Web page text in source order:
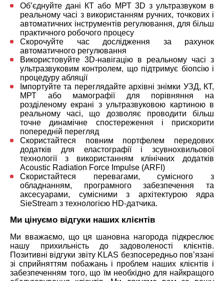
Об’єднуйте дані КТ або МРТ 3D з ультразвуком в
реальному часі з використанням ручних, точкових і
автоматичних інструментів регулювання, для більш
практичного робочого процесу
Скорочуйте час дослідження за рахунок
автоматичного регулювання
Використовуйте 3D-навігацію в реальному часі з
ультразвуковим контролем, що підтримує біопсію і
процедуру абляції
Імпортуйте та переглядайте архівні знімки УЗД, КТ,
МРТ або мамографії для порівняння на
розділеному екрані з ультразвуковою картиною в
реальному часі, що дозволяє проводити більш
точне динамічне спостереження і прискорити
попередній перегляд
Скористайтеся повним портфелем передових
додатків для еластографії і зсувнохвильової
технології з використанням клінічних додатків
Acoustic Radiation Force Impulse (ARFI)
Скористайтеся перевагами, сумісного з
обладнанням, програмного забезпечення та
аксесуарами, сумісними з архітектурою ядра
SieStream з технологією HD-датчика.
Ми цінуємо відгуки наших клієнтів
Ми вважаємо, що ця шановна нагорода підкреслює
нашу прихильність до задоволеності клієнтів.
Позитивні відгуки звіту KLAS безпосередньо пов’язані
зі сприйняттям побажань і проблем наших клієнтів і
забезпеченням того, що їм необхідно для найкращого